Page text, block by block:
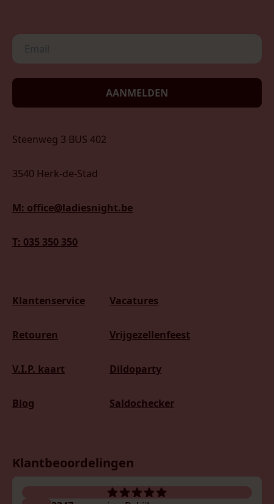
AANMELDEN
Steenweg 3 BUS 402
3540 Herk-de-Stad
M: office@ladiesnight.be
T: 035 350 350
Klantenservice
Retouren
V.I.P. kaart
Blog
Vacatures
Vrijgezellenfeest
Dildoparty
Saldochecker
Klantbeoordelingen